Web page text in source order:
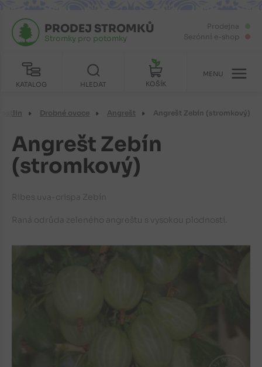
Prodejna
Sezónní e-shop
KATALOG
PRODEJ STROMKŮ
Stromky pro potomky
HLEDAT KOŠÍK
MENU
Drobné ovoce Angrešt Angrešt Zebín (stromkový)
Angrešt Zebín
(stromkový)
Ribes uva-crispa Zebín
Raná odrůda zeleného angreštu s vysokou plodností.